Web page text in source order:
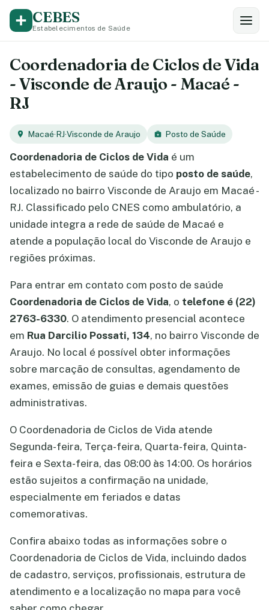
CEBES
Estabelecimentos de Saúde
Coordenadoria de Ciclos de Vida
- Visconde de Araujo - Macaé -
RJ
Macaé·RJ·Visconde de Araujo Posto de Saúde
Coordenadoria de Ciclos de Vida é um
estabelecimento de saúde do tipo posto de saúde,
localizado no bairro Visconde de Araujo em Macaé -
RJ. Classificado pelo CNES como ambulatório, a
unidade integra a rede de saúde de Macaé e
atende a população local do Visconde de Araujo e
regiões próximas.
Para entrar em contato com posto de saúde
Coordenadoria de Ciclos de Vida, o telefone é (22)
2763-6330. O atendimento presencial acontece
em Rua Darcilio Possati, 134, no bairro Visconde de
Araujo. No local é possível obter informações
sobre marcação de consultas, agendamento de
exames, emissão de guias e demais questões
administrativas.
O Coordenadoria de Ciclos de Vida atende
Segunda-feira, Terça-feira, Quarta-feira, Quinta-
feira e Sexta-feira, das 08:00 às 14:00. Os horários
estão sujeitos a confirmação na unidade,
especialmente em feriados e datas
comemorativas.
Confira abaixo todas as informações sobre o
Coordenadoria de Ciclos de Vida, incluindo dados
de cadastro, serviços, profissionais, estrutura de
atendimento e a localização no mapa para você